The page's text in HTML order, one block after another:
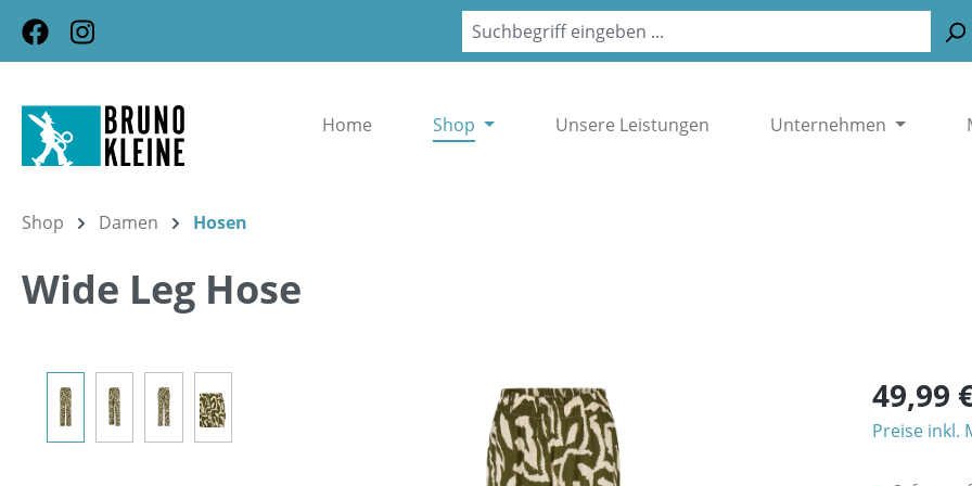
Hauptinhalt springen
Zur Suche springen
Zur Hauptnavigation springen
Home Shop Unsere Leistungen Unternehmen
Shop Damen Hosen
Wide Leg Hose
Bildergalerie überspringen 49,99
Preise inkl.